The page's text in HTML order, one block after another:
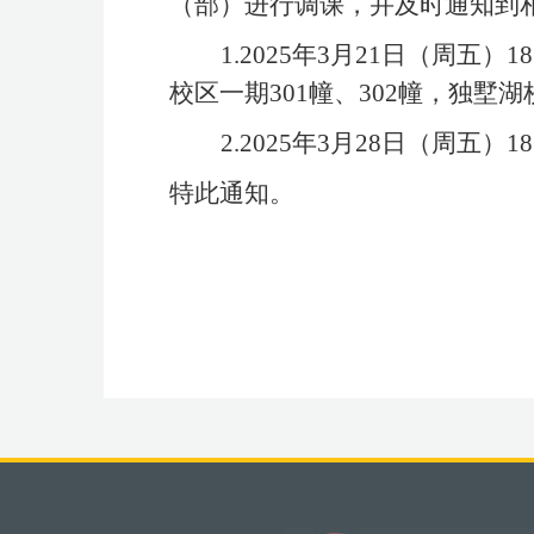
1.2025年3月21日（周五）
校区一期301幢、302幢，独墅
2.2025年3月28日（周五）
特此通知。